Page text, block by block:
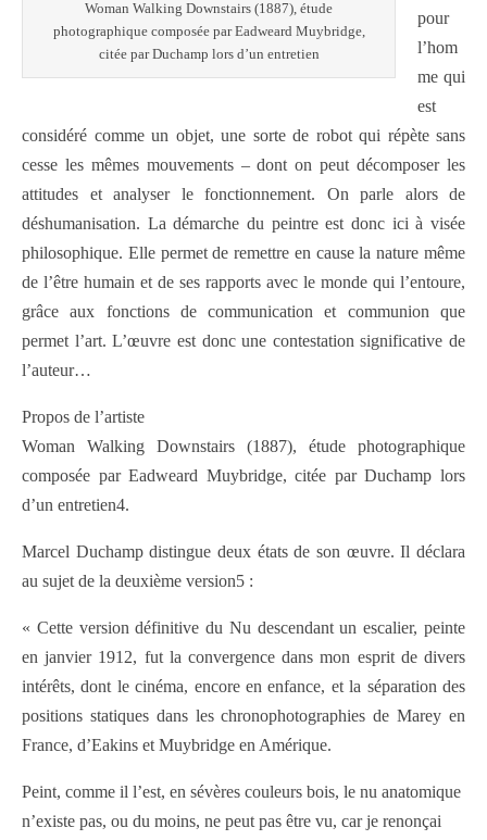
Woman Walking Downstairs (1887), étude
photographique composée par Eadweard Muybridge,
citée par Duchamp lors d’un entretien
pour
l’hom
me qui
est
considéré comme un objet, une sorte de robot qui répète sans
cesse les mêmes mouvements – dont on peut décomposer les
attitudes et analyser le fonctionnement. On parle alors de
déshumanisation. La démarche du peintre est donc ici à visée
philosophique. Elle permet de remettre en cause la nature même
de l’être humain et de ses rapports avec le monde qui l’entoure,
grâce aux fonctions de communication et communion que
permet l’art. L’œuvre est donc une contestation significative de
l’auteur…
Propos de l’artiste
Woman Walking Downstairs (1887), étude photographique
composée par Eadweard Muybridge, citée par Duchamp lors
d’un entretien4.
Marcel Duchamp distingue deux états de son œuvre. Il déclara
au sujet de la deuxième version5 :
« Cette version définitive du Nu descendant un escalier, peinte
en janvier 1912, fut la convergence dans mon esprit de divers
intérêts, dont le cinéma, encore en enfance, et la séparation des
positions statiques dans les chronophotographies de Marey en
France, d’Eakins et Muybridge en Amérique.
Peint, comme il l’est, en sévères couleurs bois, le nu anatomique
n’existe pas, ou du moins, ne peut pas être vu, car je renonçai